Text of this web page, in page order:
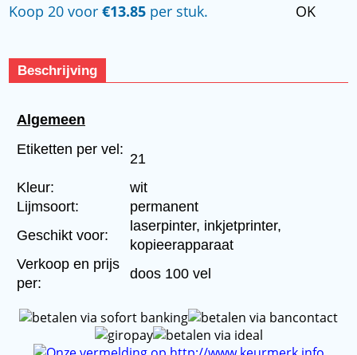
Koop 20 voor €13.85 per stuk. OK
Beschrijving
Algemeen
Etiketten per vel:
21
Kleur:
wit
Lijmsoort:
permanent
Geschikt voor:
laserpinter, inkjetprinter,
kopieerapparaat
Verkoop en prijs
per:
doos 100 vel